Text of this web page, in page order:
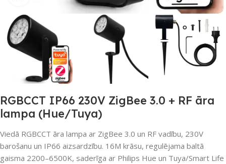
RGBCCT IP66 230V ZigBee 3.0 + RF āra
lampa (Hue/Tuya)
Viedā RGBCCT āra lampa ar ZigBee 3.0 un RF vadību, 230V
barošanu un IP66 aizsardzību. 16M krāsu, regulējama baltā
gaisma 2200–6500K, saderīga ar Philips Hue un Tuya/Smart Life